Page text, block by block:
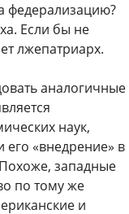
федерализацию?
Если бы не
лжепатриарх.
аналогичные
наук,
«внедрение» в
западные
по тому же
и